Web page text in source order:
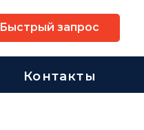
Быстрый запрос
Контакты